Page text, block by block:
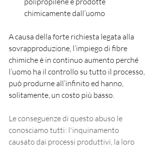
chimicamente dall’uomo
A causa della forte richiesta legata alla
sovrapproduzione, l’impiego di fibre
chimiche è in continuo aumento perché
l’uomo ha il controllo su tutto il processo,
può produrne all’infinito ed hanno,
solitamente, un costo più basso.
Le conseguenze di questo abuso le
conosciamo tutti: l'inquinamento
causato dai processi produttivi, la loro